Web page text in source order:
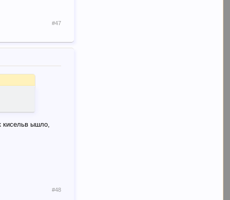
#47
кисельв ышло,
#48